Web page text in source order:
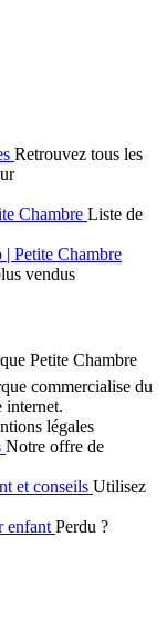
Retrouvez tous les
Chambre Liste de
Petite Chambre
vendus
Petite Chambre
commercialise du
internet.
légales
Notre offre de
et conseils Utilisez
enfant Perdu ?